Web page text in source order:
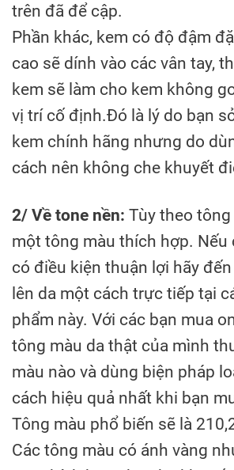
trên đã để cập.
Phần khác, kem có độ đậm
cao sẽ dính vào các vân tay,
kem sẽ làm cho kem không
vị trí cố định.Đó là lý do bạn
kem chính hãng nhưng do
cách nên không che khuyết
2/ Về tone nền: Tùy theo
một tông màu thích hợp. Nếu
có điều kiện thuận lợi hãy
lên da một cách trực tiếp tại
phẩm này. Với các bạn mua
tông màu da thật của mình
màu nào và dùng biện pháp
cách hiệu quả nhất khi bạn
Tông màu phổ biến sẽ là
Các tông màu có ánh vàng